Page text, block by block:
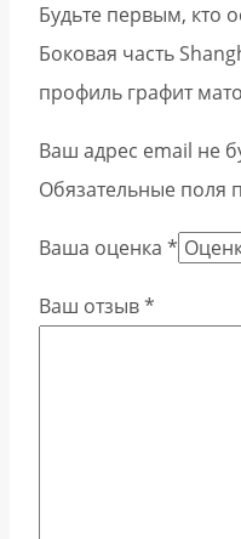
Будьте первым, кто
Боковая часть
профиль графит
Ваш адрес email не
Обязательные поля
Ваша оценка *
Ваш отзыв*